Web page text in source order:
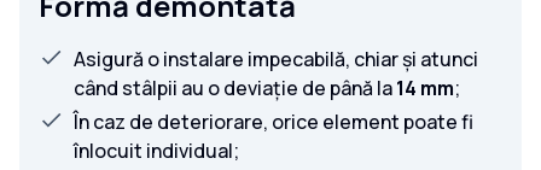
Asigură o instalare impecabilă, chiar și atunci
când stâlpii au o deviație de până la14 mm;
În caz de deteriorare, orice element poate fi
înlocuit individual;